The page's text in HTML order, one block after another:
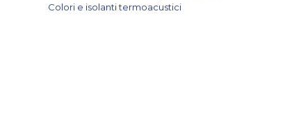
Colori e isolanti termoacustici